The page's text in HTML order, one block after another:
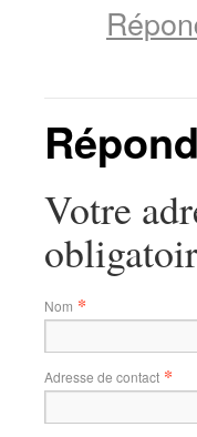
Votre
Nom *
Adresse de contact *